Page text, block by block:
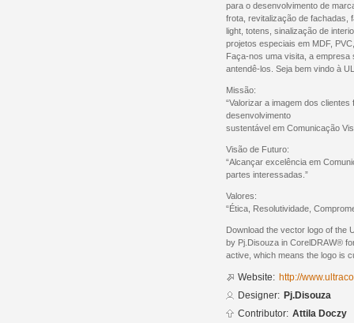
para o desenvolvimento de
frota, revitalização de fachadas,
light, totens, sinalização de
projetos especiais em MDF,
Faça-nos uma visita, a
antendê-los. Seja bem vindo à
Missão:
“Valorizar a imagem dos
desenvolvimento
sustentável em Comunicação
Visão de Futuro:
“Alcançar excelência em
partes interessadas.”
Valores:
“Ética, Resolutividade,
Download the vector logo of the
by Pj.Disouza in CorelDRAW®
active, which means the logo is
Website: http://
Designer: Pj.Disouza
Contributor: Attila Doczy